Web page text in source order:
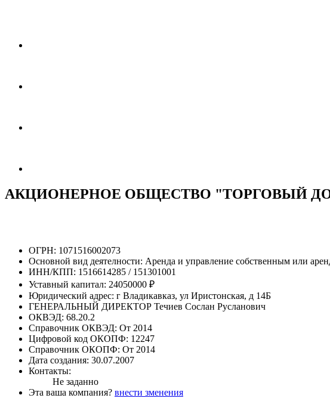
АКЦИОНЕРНОЕ ОБЩЕСТВО "ТОРГОВЫЙ
ОГРН: 1071516002073
Основной вид деятелности: Аренда и управление собственным или
ИНН/КПП: 1516614285 / 151301001
Уставный капитал: 24050000 ₽
Юридический адрес: г Владикавказ, ул Иристонская, д 14Б
ГЕНЕРАЛЬНЫЙ ДИРЕКТОР Течиев Сослан Русланович
ОКВЭД: 68.20.2
Справочник ОКВЭД: От 2014
Цифровой код ОКОПФ: 12247
Справочник ОКОПФ: От 2014
Дата создания: 30.07.2007
Контакты:
Не заданно
Эта ваша компания? внести зменения